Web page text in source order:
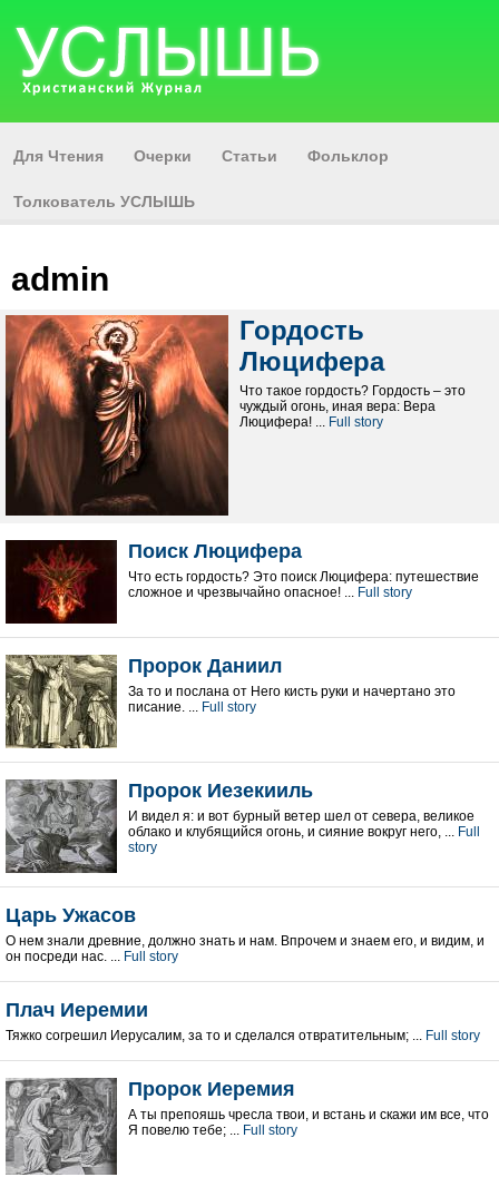
Для Чтения Очерки Статьи Фольклор
Толкователь УСЛЫШЬ
admin
Гордость
Люцифера
Что такое гордость? Гордость – это
чуждый огонь, иная вера: Вера
Люцифера! ... Full story
Поиск Люцифера
Что есть гордость? Это поиск Люцифера: путешествие
сложное и чрезвычайно опасное! ... Full story
Пророк Даниил
За то и послана от Него кисть руки и начертано это
писание. ... Full story
Пророк Иезекииль
И видел я: и вот бурный ветер шел от севера, великое
облако и клубящийся огонь, и сияние вокруг него, ... Full
story
Царь Ужасов
О нем знали древние, должно знать и нам. Впрочем и знаем его, и видим, и
он посреди нас. ... Full story
Плач Иеремии
Тяжко согрешил Иерусалим, за то и сделался отвратительным; ... Full story
Пророк Иеремия
А ты препояшь чресла твои, и встань и скажи им все, что
Я повелю тебе; ... Full story